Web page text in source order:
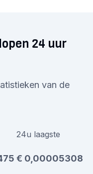
24 uur
van de
24u laagste
€ 0,00005308